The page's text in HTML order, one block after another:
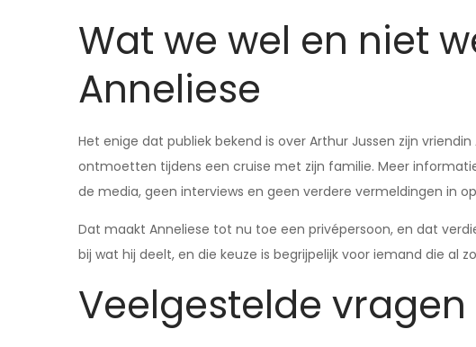
Wat we wel en niet
Anneliese
Het enige dat publiek bekend is over Arthur Jussen zijn
ontmoetten tijdens een cruise met zijn familie. Meer
de media, geen interviews en geen verdere vermeldingen in
Dat maakt Anneliese tot nu toe een privépersoon, en dat
bij wat hij deelt, en die keuze is begrijpelijk voor iemand die al
Veelgestelde vragen